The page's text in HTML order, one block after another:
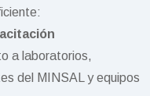
a laboratorios,
del MINSAL y equipos